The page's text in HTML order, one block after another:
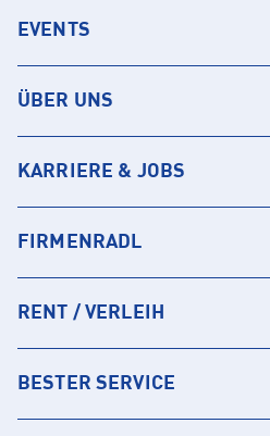
EVENTS
ÜBER UNS
KARRIERE & JOBS
FIRMENRADL
RENT / VERLEIH
BESTER SERVICE